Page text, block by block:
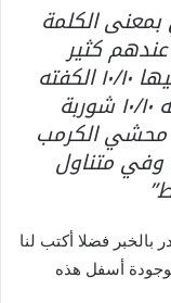
الكلمة
كثير
اشياء غير المقبلات اللذيذه واعطيها ١٠/١٠ الكفته
شيء عظيم ١٠/١٠ اللحم بكل انواعه ١٠/١٠ شوربة
العنب و محشي الكرمب
جميله وفي متناول
بالخبر فضلا أكتب لنا
أسفل هذه